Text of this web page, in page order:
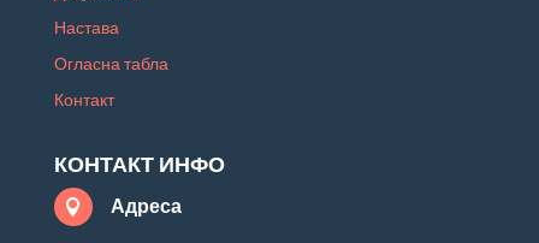
Настава
Огласна табла
Контакт
КОНТАКТ ИНФО
 Адреса